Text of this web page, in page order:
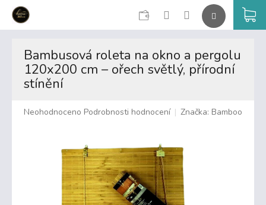
CZK
Bambusová roleta na okno a pergolu
120x200 cm – ořech světlý, přírodní
stínění
Průměrné
Neohodnoceno Podrobnosti hodnocení Značka: Bamboo